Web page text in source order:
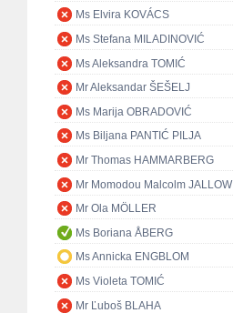
Ms Elvira KOVÁCS
Ms Stefana MILADINOVIĆ
Ms Aleksandra TOMIĆ
Mr Aleksandar ŠEŠELJ
Ms Marija OBRADOVIĆ
Ms Biljana PANTIĆ PILJA
Mr Thomas HAMMARBERG
Mr Momodou Malcolm JALLOW
Mr Ola MÖLLER
Ms Boriana ÅBERG
Ms Annicka ENGBLOM
Ms Violeta TOMIĆ
Mr Ľuboš BLAHA